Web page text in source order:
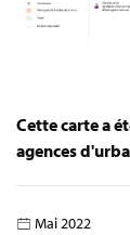
Cette carte a
agences
Mai 2022